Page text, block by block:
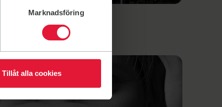
Marknadsföring
Tillåt alla cookies